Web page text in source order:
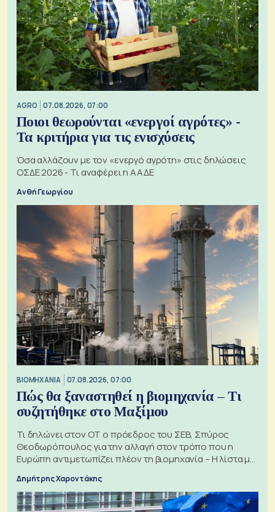
AGRO 07.08.2026, 07:00
Ποιοι θεωρούνται «ενεργοί αγρότες» -
Τα κριτήρια για τις ενισχύσεις
Όσα αλλάζουν με τον «ενεργό αγρότη» στις δηλώσεις
ΟΣΔΕ 2026 - Τι αναφέρει η ΑΑΔΕ
Ανθή Γεωργίου
ΒΙΟΜΗΧΑΝΙΑ 07.08.2026, 07:00
Πώς θα ξαναστηθεί η βιομηχανία – Τι
συζητήθηκε στο Μαξίμου
Τι δηλώνει στον ΟΤ ο πρόεδρος του ΣΕΒ, Σπύρος
Θεοδωρόπουλος για την αλλαγή στον τρόπο που η
Ευρώπη αντιμετωπίζει πλέον τη βιομηχανία – Η λίστα με
Δημήτρης Χαροντάκης